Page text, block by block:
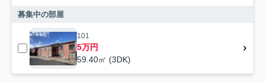
募集中の部屋
101
5万円
59.40㎡ (3DK)